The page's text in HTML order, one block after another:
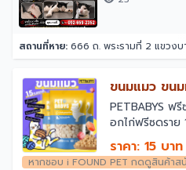
สถานที่หาย: 666 ถ. พระรามที่ 2 แขวงบาง
ขนมแมว ขน
￼PETBABYS
อกไก่ฟรีซดราย
ไก่อบแห้ง เสริ
หลัก สำหรับสัต
ราคา: 15 บาท
หากชอบ i FOUND PET กดดูสินค้าส